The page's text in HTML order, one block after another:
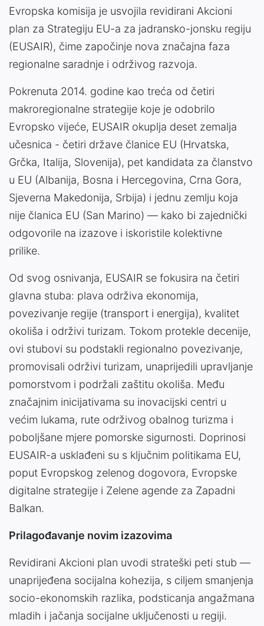
Evropska komisija je usvojila revidirani Akcioni
plan za Strategiju EU-a za jadransko-jonsku regiju
(EUSAIR), čime započinje nova značajna faza
regionalne saradnje i održivog razvoja.
Pokrenuta 2014. godine kao treća od četiri
makroregionalne strategije koje je odobrilo
Evropsko vijeće, EUSAIR okuplja deset zemalja
učesnica - četiri države članice EU (Hrvatska,
Grčka, Italija, Slovenija), pet kandidata za članstvo
u EU (Albanija, Bosna i Hercegovina, Crna Gora,
Sjeverna Makedonija, Srbija) i jednu zemlju koja
nije članica EU (San Marino) — kako bi zajednički
odgovorile na izazove i iskoristile kolektivne
prilike.
Od svog osnivanja, EUSAIR se fokusira na četiri
glavna stuba: plava održiva ekonomija,
povezivanje regije (transport i energija), kvalitet
okoliša i održivi turizam. Tokom protekle decenije,
ovi stubovi su podstakli regionalno povezivanje,
promovisali održivi turizam, unaprijedili upravljanje
pomorstvom i podržali zaštitu okoliša. Među
značajnim inicijativama su inovacijski centri u
većim lukama, rute održivog obalnog turizma i
poboljšane mjere pomorske sigurnosti. Doprinosi
EUSAIR-a usklađeni su s ključnim politikama EU,
poput Evropskog zelenog dogovora, Evropske
digitalne strategije i Zelene agende za Zapadni
Balkan.
Prilagođavanje novim izazovima
Revidirani Akcioni plan uvodi strateški peti stub —
unaprijeđena socijalna kohezija, s ciljem smanjenja
socio-ekonomskih razlika, podsticanja angažmana
mladih i jačanja socijalne uključenosti u regiji.